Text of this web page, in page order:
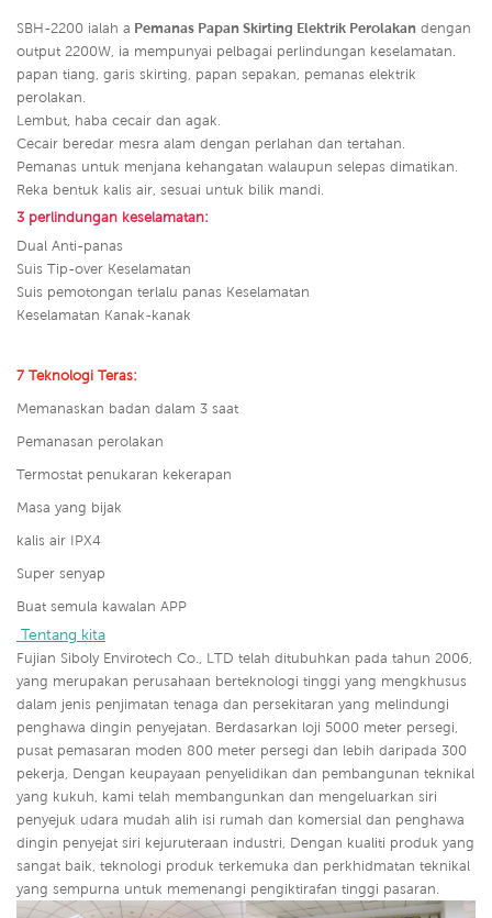
SBH-2200 ialah a Pemanas Papan Skirting Elektrik Perolakan dengan
output 2200W, ia mempunyai pelbagai perlindungan keselamatan.
papan tiang, garis skirting, papan sepakan, pemanas elektrik
perolakan.
Lembut, haba cecair dan agak.
Cecair beredar mesra alam dengan perlahan dan tertahan.
Pemanas untuk menjana kehangatan walaupun selepas dimatikan.
Reka bentuk kalis air, sesuai untuk bilik mandi.
3 perlindungan keselamatan:
Dual Anti-panas
Suis Tip-over Keselamatan
Suis pemotongan terlalu panas Keselamatan
Keselamatan Kanak-kanak
7 Teknologi Teras:
Memanaskan badan dalam 3 saat
Pemanasan perolakan
Termostat penukaran kekerapan
Masa yang bijak
kalis air IPX4
Super senyap
Buat semula kawalan APP
Tentang kita
Fujian Siboly Envirotech Co., LTD telah ditubuhkan pada tahun 2006,
yang merupakan perusahaan berteknologi tinggi yang mengkhusus
dalam jenis penjimatan tenaga dan persekitaran yang melindungi
penghawa dingin penyejatan. Berdasarkan loji 5000 meter persegi,
pusat pemasaran moden 800 meter persegi dan lebih daripada 300
pekerja, Dengan keupayaan penyelidikan dan pembangunan teknikal
yang kukuh, kami telah membangunkan dan mengeluarkan siri
penyejuk udara mudah alih isi rumah dan komersial dan penghawa
dingin penyejat siri kejuruteraan industri, Dengan kualiti produk yang
sangat baik, teknologi produk terkemuka dan perkhidmatan teknikal
yang sempurna untuk memenangi pengiktirafan tinggi pasaran.